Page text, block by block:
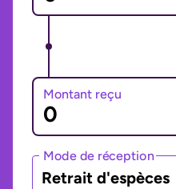
Montant reçu
Mode de réception
Retrait d'espèces